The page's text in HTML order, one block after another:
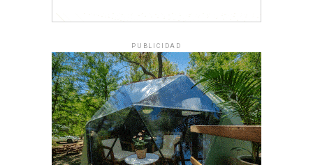
PUBLICIDAD